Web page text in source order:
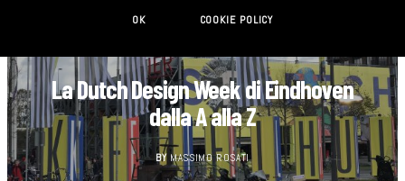
La Dutch Design Week di Eindhoven
dalla A alla Z
BY MASSIMO ROSATI
OK COOKIE POLICY